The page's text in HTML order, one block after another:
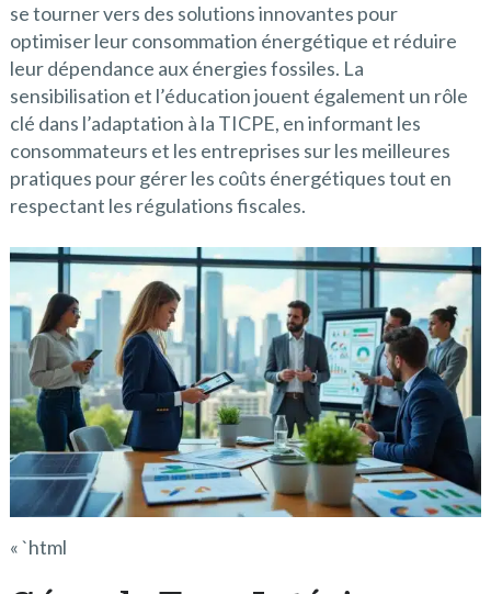
se tourner vers des solutions innovantes pour
optimiser leur consommation énergétique et réduire
leur dépendance aux énergies fossiles. La
sensibilisation et l’éducation jouent également un rôle
clé dans l’adaptation à la TICPE, en informant les
consommateurs et les entreprises sur les meilleures
pratiques pour gérer les coûts énergétiques tout en
respectant les régulations fiscales.
« `html